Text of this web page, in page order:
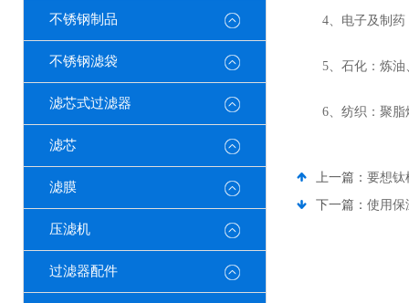
不锈钢制品
不锈钢滤袋
滤芯式过滤器
滤芯
滤膜
压滤机
过滤器配件
4、电子及制药：
5、石化：炼油、
6、纺织：聚脂熔
上一篇： 要想钛
下一篇： 使用保